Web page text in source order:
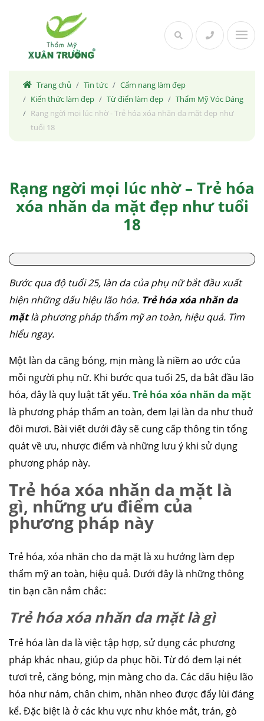
Trang chủ Tin tức
Cẩm nang làm đẹp
Kiến thức làm đẹp
Từ điển làm đẹp
Thẩm Mỹ Vóc Dáng
Rạng ngời mọi lúc nhờ - Trẻ hóa xóa nhăn da mặt đẹp như
tuổi 18
Rạng ngời mọi lúc nhờ – Trẻ hóa
xóa nhăn da mặt đẹp như tuổi
18
Bước qua độ tuổi 25, làn da của phụ nữ bắt đầu xuất
hiện những dấu hiệu lão hóa. Trẻ hóa xóa nhăn da
mặtlà phương pháp thẩm mỹ an toàn, hiệu quả. Tìm
hiểu ngay.
Một làn da căng bóng, mịn màng là niềm ao ước của
mỗi người phụ nữ. Khi bước qua tuổi 25, da bắt đầu lão
hóa, đây là quy luật tất yếu. Trẻ hóa xóa nhăn da mặt
là phương pháp thẩm an toàn, đem lại làn da như thuở
đôi mươi. Bài viết dưới đây sẽ cung cấp thông tin tổng
quát về ưu, nhược điểm và những lưu ý khi sử dụng
phương pháp này.
Trẻ hóa xóa nhăn da mặt là
gì, những ưu điểm của
phương pháp này
Trẻ hóa, xóa nhăn cho da mặt là xu hướng làm đẹp
thẩm mỹ an toàn, hiệu quả. Dưới đây là những thông
tin bạn cần nắm chắc:
Trẻ hóa xóa nhăn da mặt là gì
Trẻ hóa làn da là việc tập hợp, sử dụng các phương
pháp khác nhau, giúp da phục hồi. Từ đó đem lại nét
tươi trẻ, căng bóng, mịn màng cho da. Các dấu hiệu lão
hóa như nám, chân chim, nhăn nheo được đẩy lùi đáng
kể. Đặc biệt là ở các khu vực như khóe mắt, trán, gò